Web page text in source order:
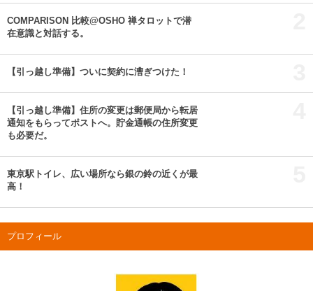
COMPARISON 比較@OSHO 禅タロットで潜
在意識と対話する。
【引っ越し準備】ついに契約に漕ぎつけた！
【引っ越し準備】住所の変更は郵便局から転居
通知をもらってポストへ。貯金通帳の住所変更
も必要だ。
東京駅トイレ、広い場所なら銀の鈴の近くが最
高！
プロフィール